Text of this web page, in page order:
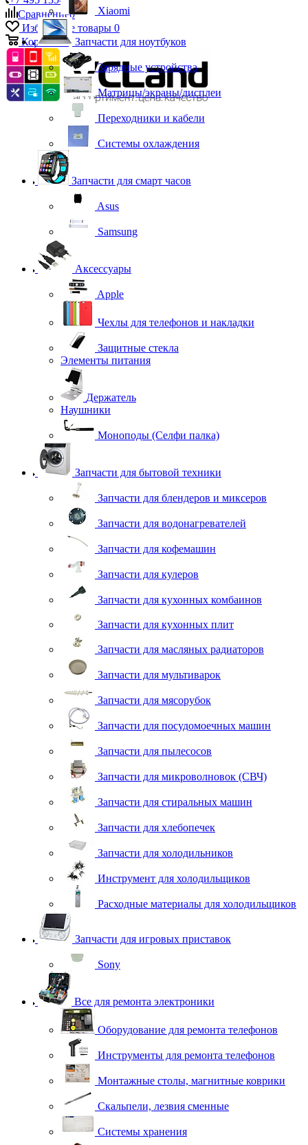
Сравнение0
Избранные товары 0
Корзина 0
Xiaomi
Запчасти для ноутбуков
Зарядные устройства
Матрицы/экраны/дисплеи
Переходники и кабели
Системы охлаждения
Запчасти для смарт часов
Asus
Samsung
Аксессуары
Apple
Чехлы для телефонов и накладки
Защитные стекла
Элементы питания
Держатель
Наушники
Моноподы (Селфи палка)
Запчасти для бытовой техники
Запчасти для блендеров и миксеров
Запчасти для водонагревателей
Запчасти для кофемашин
Запчасти для кулеров
Запчасти для кухонных комбаинов
Запчасти для кухонных плит
Запчасти для масляных радиаторов
Запчасти для мультиварок
Запчасти для мясорубок
Запчасти для посудомоечных машин
Запчасти для пылесосов
Запчасти для микроволновок (СВЧ)
Запчасти для стиральных машин
Запчасти для хлебопечек
Запчасти для холодильников
Инструмент для холодильщиков
Расходные материалы для холодильщиков
Запчасти для игровых приставок
Sony
Все для ремонта электроники
Оборудование для ремонта телефонов
Инструменты для ремонта телефонов
Монтажные столы, магнитные коврики
Скальпели, лезвия сменные
Системы хранения